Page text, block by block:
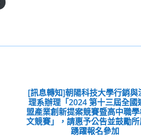
[訊息轉知]朝陽科技大學行銷與
理系辦理「2024 第十三屆全國
盟產業創新提案競賽暨高中職
文競賽」，請惠予公告並鼓勵
踴躍報名參加